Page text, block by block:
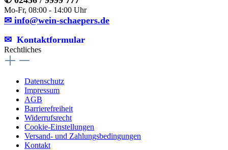
Mo-Fr, 08:00 - 14:00 Uhr
✉ info@wein-schaepers.de
✉︎ Kontaktformular
Rechtliches
Datenschutz
Impressum
AGB
Barrierefreiheit
Widerrufsrecht
Cookie-Einstellungen
Versand- und Zahlungsbedingungen
Kontakt